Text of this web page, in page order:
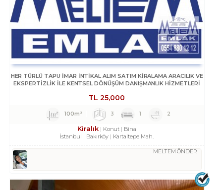
HER TÜRLÜ TAPU İMAR İNTİKAL ALIM SATIM KİRALAMA ARACILIK VE
EKSPERTİZLİK ILE KENTSEL DÖNÜŞÜM DANIŞMANLIK HİZMETLERİ
TL 25,000
100m² 3 1 2
Kiralık Konut
Bina
İstanbul
Bakırköy Kartaltepe Mah.
MELTEM ÖNDER